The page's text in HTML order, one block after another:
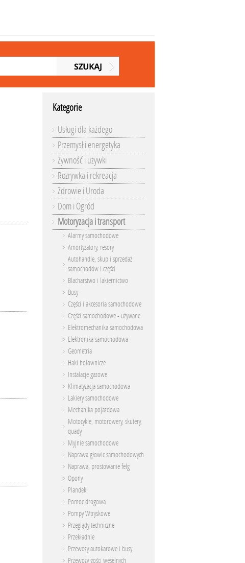
Kategorie
Usługi dla każdego
Przemysł i energetyka
Żywność i używki
Rozrywka i rekreacja
Zdrowie i Uroda
Dom i Ogród
Motoryzacja i transport
Alarmy samochodowe
Amortyzatory, resory
Autohandle, skup i sprzedaż
samochodów i części
Blacharstwo i lakiernictwo
Busy
Części i akcesoria samochodowe
Części samochodowe - używane
Elektromechanika samochodowa
Elektronika samochodowa
Geometria
Haki holownicze
Instalacje gazowe
Klimatyzacja samochodowa
Lakiery samochodowe
Mechanika pojazdowa
Motocykle, motorowery, skutery,
quady
Myjnie samochodowe
Naprawa głowic samochodowych
Naprawa, prostowanie felg
Opony
Plandeki
Pomoc drogowa
Pompy Wtryskowe
Przeglądy techniczne
Przekładnie
Przewozy autokarowe i busy
Przewozy gości weselnych